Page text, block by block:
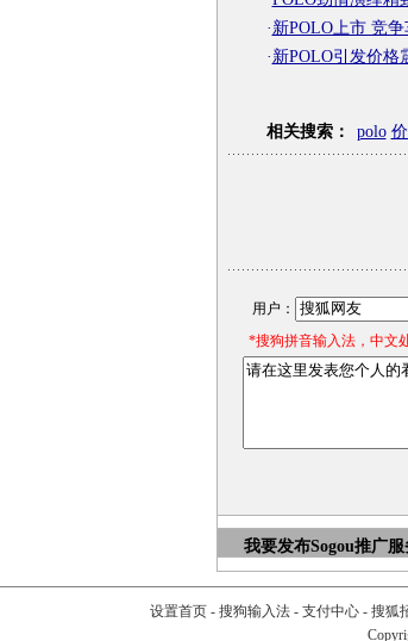
· 新POLO上市 竞
· 新POLO引发价格
相关搜索： polo
用户：
*搜狗拼音输入法，中文
我要发布Sogou推广服
设置首页- 搜狗输入法- 支付中心- 搜狐